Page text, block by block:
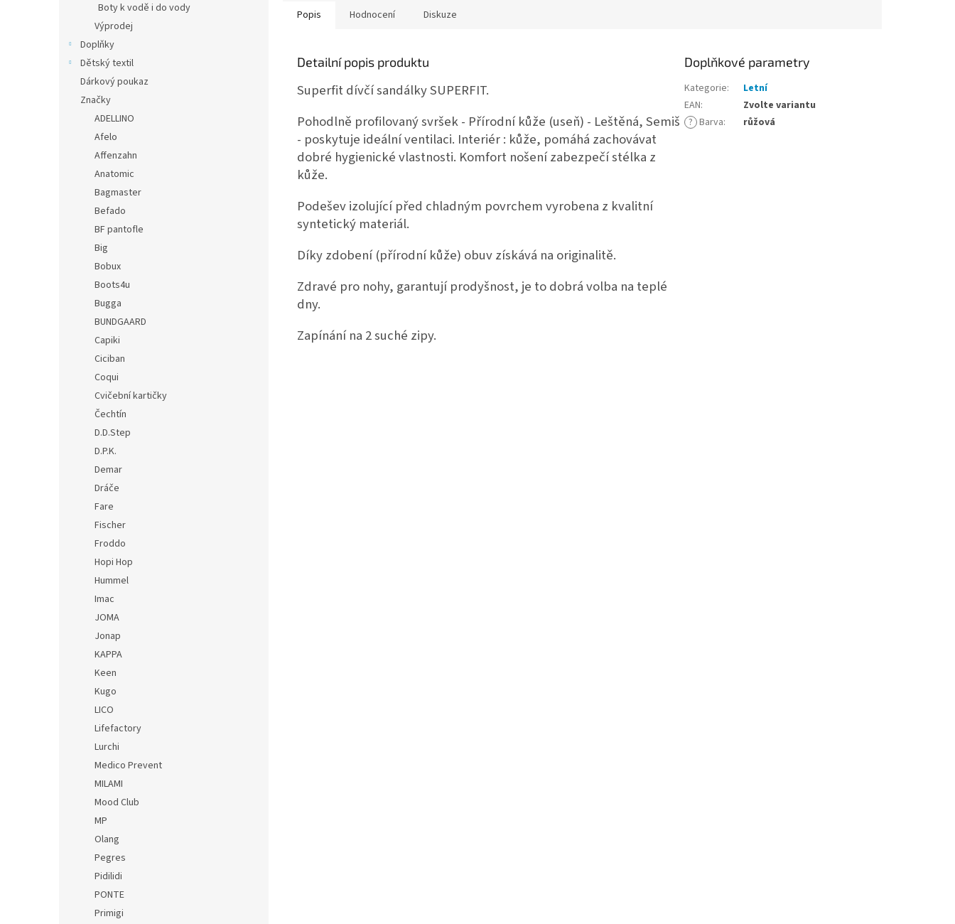
Boty k vodě i do vody
Výprodej
Doplňky
Dětský textil
Dárkový poukaz
Značky
ADELLINO
Afelo
Affenzahn
Anatomic
Bagmaster
Befado
BF pantofle
Big
Bobux
Boots4u
Bugga
BUNDGAARD
Capiki
Ciciban
Coqui
Cvičební kartičky
Čechtín
D.D.Step
D.P.K.
Demar
Dráče
Fare
Fischer
Froddo
Hopi Hop
Hummel
Imac
JOMA
Jonap
KAPPA
Keen
Kugo
LICO
Lifefactory
Lurchi
Medico Prevent
MILAMI
Mood Club
MP
Olang
Pegres
Pidilidi
PONTE
Primigi
Popis Hodnocení Diskuze
Detailní popis produktu
Superfit dívčí sandálky SUPERFIT.
Pohodlně profilovaný svršek - Přírodní kůže (useň) - Leštěná, Semiš
- poskytuje ideální ventilaci. Interiér : kůže, pomáhá zachovávat
dobré hygienické vlastnosti. Komfort nošení zabezpečí stélka z
kůže.
Podešev izolující před chladným povrchem vyrobena z kvalitní
syntetický materiál.
Díky zdobení (přírodní kůže) obuv získává na originalitě.
Zdravé pro nohy, garantují prodyšnost, je to dobrá volba na teplé
dny.
Zapínání na 2 suché zipy.
Doplňkové parametry
Kategorie:
Letní
EAN:
Zvolte variantu
? Barva: růžová